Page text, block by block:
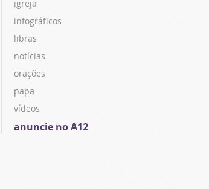
igreja
infográficos
libras
notícias
orações
papa
vídeos
anuncie no A12